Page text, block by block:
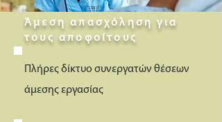
Άμεση απασχόληση για
τους αποφοίτους
Πλήρες δίκτυο συνεργατών θέσεων
άμεσης εργασίας